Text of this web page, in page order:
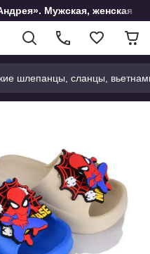
Мужская, женская и
шлепанцы, сланцы,